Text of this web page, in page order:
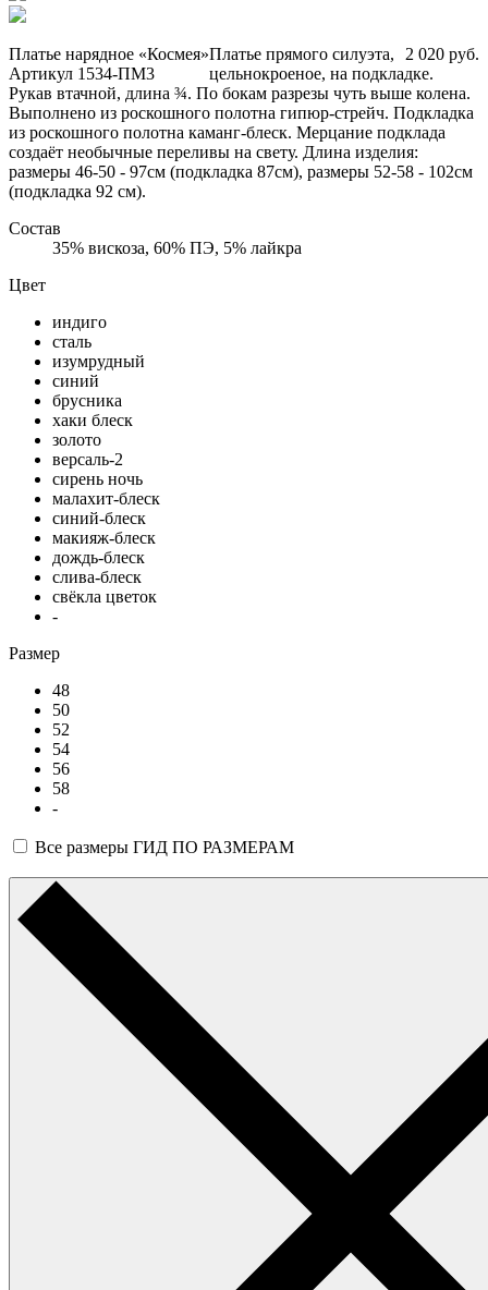
Платье нарядное «Космея»
Артикул 1534-ПМ3
2 020 руб.
Платье прямого силуэта,
цельнокроеное, на подкладке.
Рукав втачной, длина ¾. По бокам разрезы чуть выше колена.
Выполнено из роскошного полотна гипюр-стрейч. Подкладка
из роскошного полотна каманг-блеск. Мерцание подклада
создаёт необычные переливы на свету. Длина изделия:
размеры 46-50 - 97см (подкладка 87см), размеры 52-58 - 102см
(подкладка 92 см).
Состав
35% вискоза, 60% ПЭ, 5% лайкра
Цвет
индиго
сталь
изумрудный
синий
брусника
хаки блеск
золото
версаль-2
сирень ночь
малахит-блеск
синий-блеск
макияж-блеск
дождь-блеск
слива-блеск
свёкла цветок
-
Размер
48
50
52
54
56
58
-
Все размеры ГИД ПО РАЗМЕРАМ